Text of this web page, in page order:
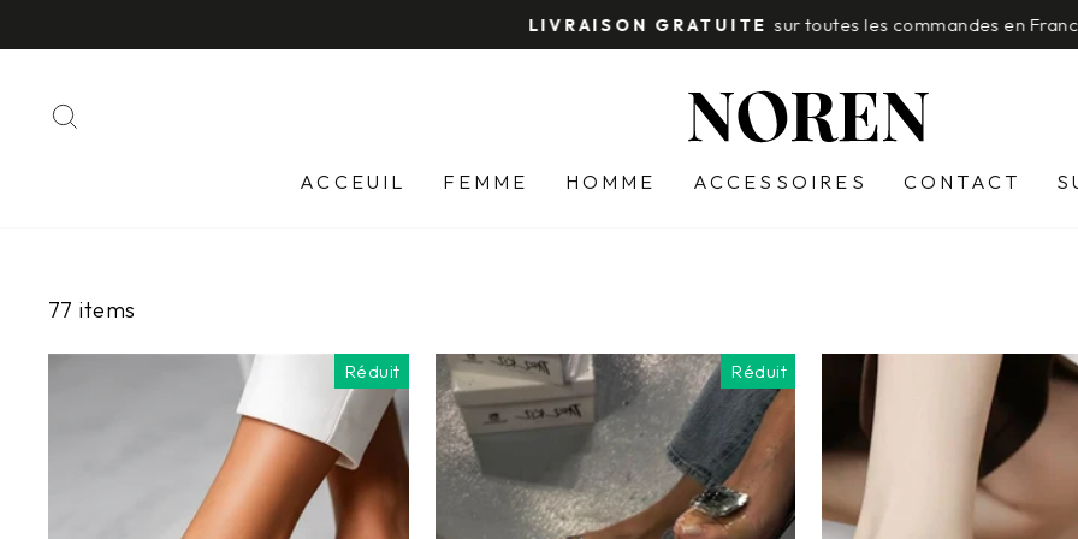
au
Diaporama
Pause
LIVRAISON GRATUITE sur toutes les commandes en
ACCEUIL FEMME HOMME ACCESSOIRES CONTACT
77 items
Réduit Réduit